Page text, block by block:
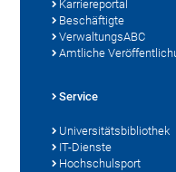
Karriereportal
Beschäftigte
VerwaltungsABC
Amtliche
Service
Universitätsbibliothek
IT-Dienste
Hochschulsport